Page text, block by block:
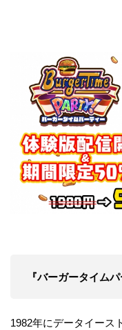
『バーガータイム
1982年にデータイース